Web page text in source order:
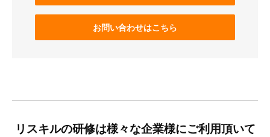
お問い合わせはこちら
リスキルの研修は様々な企業様にご利用頂いて